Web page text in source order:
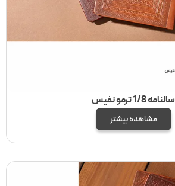
سالنامه 1/8 ترمو نفیس
مشاهده بیشتر